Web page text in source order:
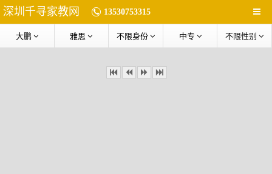
深圳千寻家教网 13530753315
大鹏 雅思 不限身份 中专 不限性别